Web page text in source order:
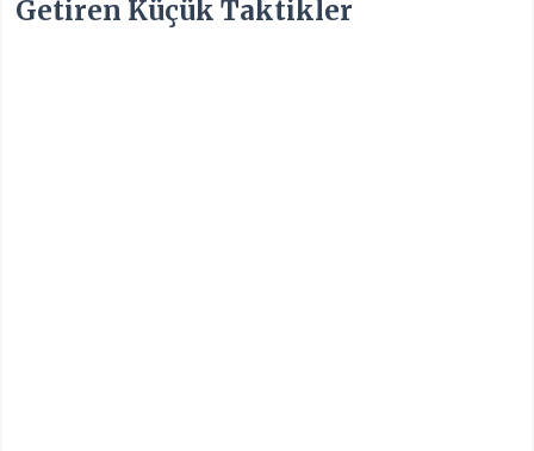
Getiren Küçük Taktikler